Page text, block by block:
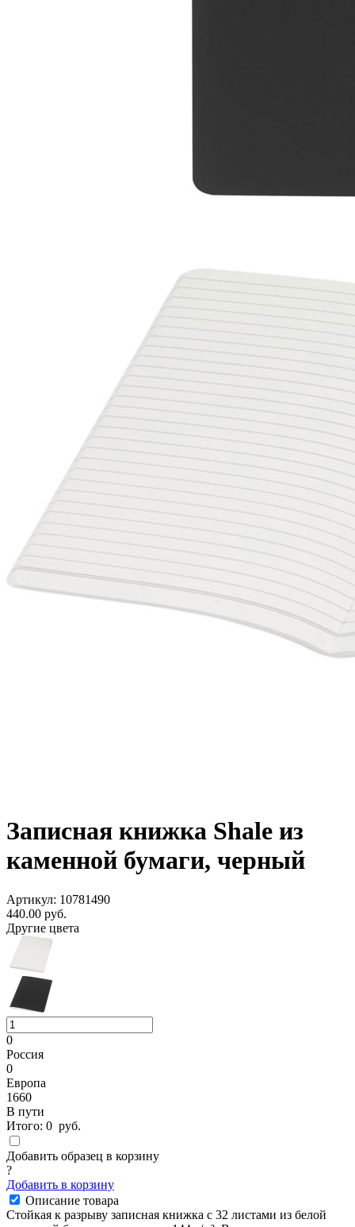
Записная книжка Shale из
каменной бумаги, черный
Артикул: 10781490
440.00 руб.
Другие цвета
0
Россия
0
Европа
1660
В пути
Итого: 0 руб.
Добавить образец в корзину
?
Добавить в корзину
Описание товара
Стойкая к разрыву записная книжка с 32 листами из белой